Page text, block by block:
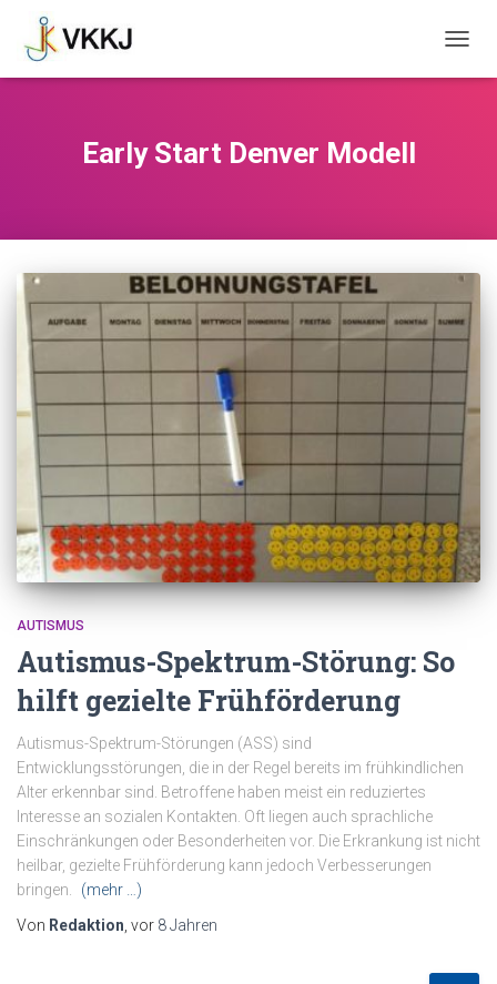
Early Start Denver Modell
AUTISMUS
Autismus-Spektrum-Störung: So
hilft gezielte Frühförderung
Autismus-Spektrum-Störungen (ASS) sind
Entwicklungsstörungen, die in der Regel bereits im frühkindlichen
Alter erkennbar sind. Betroffene haben meist ein reduziertes
Interesse an sozialen Kontakten. Oft liegen auch sprachliche
Einschränkungen oder Besonderheiten vor. Die Erkrankung ist nicht
heilbar, gezielte Frühförderung kann jedoch Verbesserungen
bringen.
(mehr …)
Von Redaktion , vor 8 Jahren